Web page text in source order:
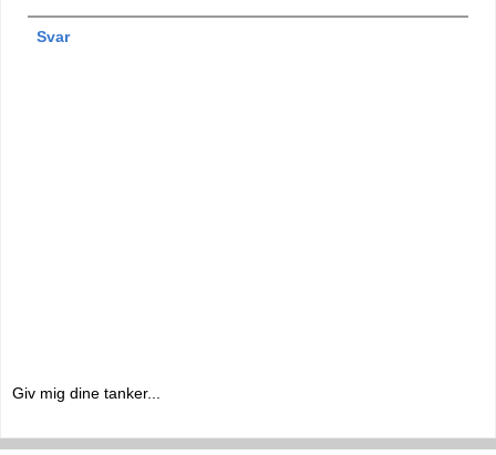
Svar
Giv mig dine tanker...